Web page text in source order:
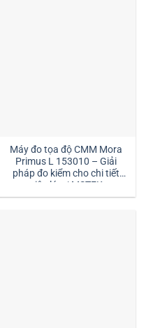
Máy đo tọa độ CMM Mora
Primus L 153010 – Giải
pháp đo kiểm cho chi tiết
siêu lớn :| MSTEK